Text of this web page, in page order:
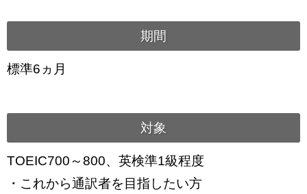
期間
標準6ヵ月
対象
TOEIC700～800、英検準1級程度
・これから通訳者を目指したい方